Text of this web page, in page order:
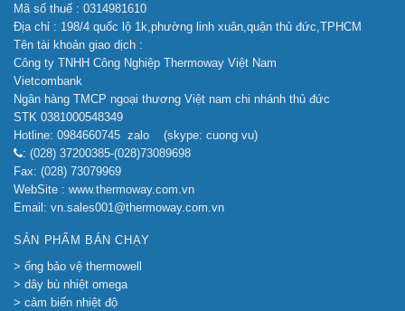
Mã số thuế : 0314981610
Địa chỉ : 198/4 quốc lộ 1k,phường linh xuân,quận thủ đức,TPHCM
Tên tài khoản giao dịch :
Công ty TNHH Công Nghiệp Thermoway Việt Nam
Vietcombank
Ngân hàng TMCP ngoại thương Việt nam chi nhánh thủ đức
STK 0381000548349
Hotline: 0984660745 zalo (skype: cuong vu)
: (028) 37200385-(028)73089698
Fax: (028) 73079969
WebSite : www.thermoway.com.vn
Email: vn.sales001@thermoway.com.vn
SẢN PHẨM BÁN CHẠY
> ống bảo vệ thermowell
> dây bù nhiệt omega
> cảm biến nhiệt độ